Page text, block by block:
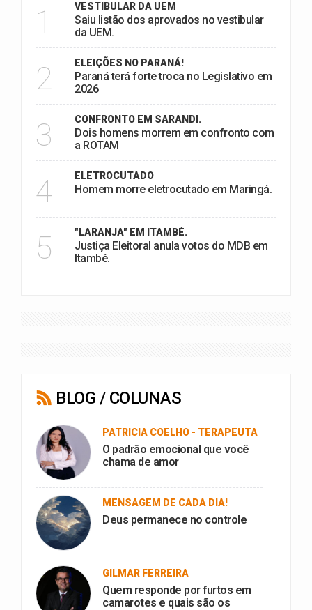
1 VESTIBULAR DA UEM
Saiu listão dos aprovados no vestibular
da UEM.
2 ELEIÇÕES NO PARANÁ!
Paraná terá forte troca no Legislativo em
2026
3 CONFRONTO EM SARANDI.
Dois homens morrem em confronto com
a ROTAM
4 ELETROCUTADO
Homem morre eletrocutado em Maringá.
5 "LARANJA" EM ITAMBÉ.
Justiça Eleitoral anula votos do MDB em
Itambé.
BLOG / COLUNAS
PATRICIA COELHO - TERAPEUTA
O padrão emocional que você
chama de amor
MENSAGEM DE CADA DIA!
Deus permanece no controle
GILMAR FERREIRA
Quem responde por furtos em
camarotes e quais são os